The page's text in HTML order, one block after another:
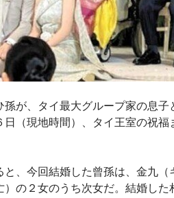
孫が、タイ最大グループ家の息
（現地時間）、タイ王室の祝福
と、今回結婚した曾孫は、金九
の２女のうち次女だ。結婚した